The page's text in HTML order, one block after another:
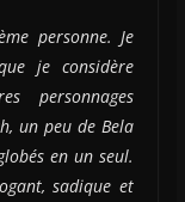
personne. Je
je considère
personnages
un peu de Bela
en un seul.
sadique et